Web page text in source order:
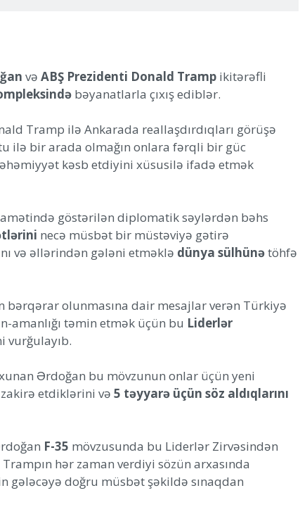
və ABŞ Prezidenti Donald Tramp ikitərəfli
bəyanatlarla çıxış ediblər.
Tramp ilə Ankarada reallaşdırdıqları görüşə
ilə bir arada olmağın onlara fərqli bir güc
kəsb etdiyini xüsusilə ifadə etmək
göstərilən diplomatik səylərdən bəhs
necə müsbət bir müstəviyə gətirə
və əllərindən gələni etməklə dünya sülhünətöhfə
bərqərar olunmasına dair mesajlar verən Türkiyə
amanlığı təmin etmək üçün bu Liderlər
vurğulayıb.
Ərdoğan bu mövzunun onlar üçün yeni
etdiklərini və 5 təyyarə üçün söz aldıqlarını
F-35 mövzusunda bu Liderlər Zirvəsindən
Trampın hər zaman verdiyi sözün arxasında
gələcəyə doğru müsbət şəkildə sınaqdan